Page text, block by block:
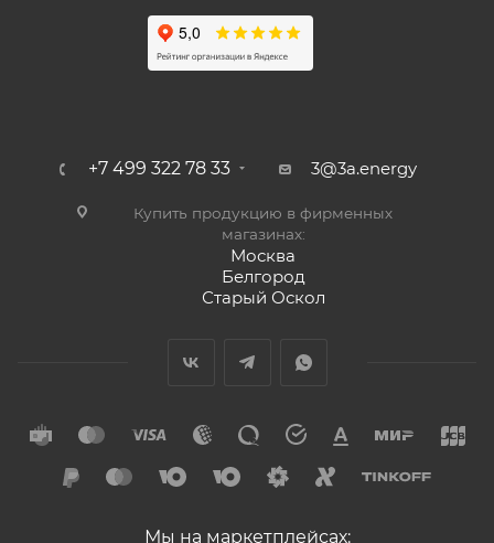
+7 499 322 78 33 3@3a.energy
Купить продукцию в фирменных
магазинах:
Москва
Белгород
Старый Оскол
Мы на маркетплейсах: